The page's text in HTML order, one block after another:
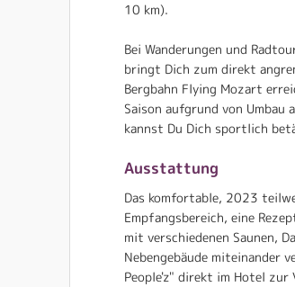
10 km).
Bei Wanderungen und
bringt Dich zum direkt
Bergbahn Flying Mozart
Saison aufgrund von
kannst Du Dich sportlich
Ausstattung
Das komfortable, 2023
Empfangsbereich, eine
mit verschiedenen Saunen,
Nebengebäude miteinander
People'z" direkt im Hotel zur